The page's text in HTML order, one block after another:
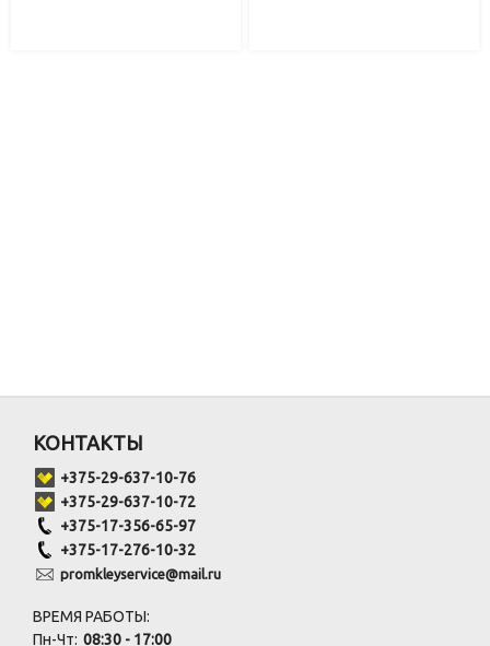
КОНТАКТЫ
+375-29-637-10-76
+375-29-637-10-72
+375-17-356-65-97
+375-17-276-10-32
promkleyservice@mail.ru
ВРЕМЯ РАБОТЫ:
Пн-Чт: 08:30 - 17:00